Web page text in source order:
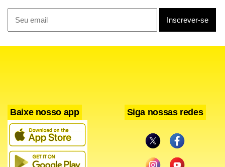
Baixe nosso app Siga nossas redes